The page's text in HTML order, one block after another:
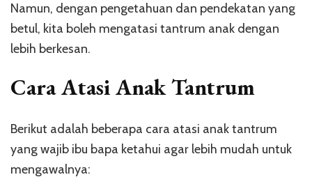
Namun, dengan pengetahuan dan pendekatan yang
betul, kita boleh mengatasi tantrum anak dengan
lebih berkesan.
Cara Atasi Anak Tantrum
Berikut adalah beberapa cara atasi anak tantrum
yang wajib ibu bapa ketahui agar lebih mudah untuk
mengawalnya: